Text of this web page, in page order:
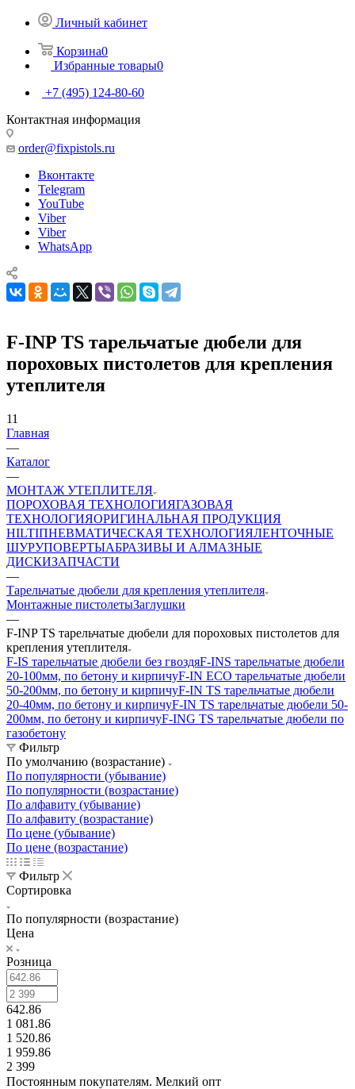
Личный кабинет
Корзина0
Избранные товары0
+7 (495) 124-80-60
Контактная информация
order@fixpistols.ru
Вконтакте
Telegram
YouTube
Viber
Viber
WhatsApp
F-INP TS тарельчатые дюбели для
пороховых пистолетов для крепления
утеплителя
11
Главная
—
Каталог
—
МОНТАЖ УТЕПЛИТЕЛЯ
ПОРОХОВАЯ ТЕХНОЛОГИЯГАЗОВАЯ
ТЕХНОЛОГИЯОРИГИНАЛЬНАЯ ПРОДУКЦИЯ
HILTIПНЕВМАТИЧЕСКАЯ ТЕХНОЛОГИЯЛЕНТОЧНЫЕ
ШУРУПОВЕРТЫАБРАЗИВЫ И АЛМАЗНЫЕ
ДИСКИЗАПЧАСТИ
—
Тарельчатые дюбели для крепления утеплителя
Монтажные пистолетыЗаглушки
—
F-INP TS тарельчатые дюбели для пороховых пистолетов для
крепления утеплителя
F-IS тарельчатые дюбели без гвоздяF-INS тарельчатые дюбели
20-100мм, по бетону и кирпичуF-IN ECO тарельчатые дюбели
50-200мм, по бетону и кирпичуF-IN TS тарельчатые дюбели
20-40мм, по бетону и кирпичуF-IN TS тарельчатые дюбели 50-
200мм, по бетону и кирпичуF-ING TS тарельчатые дюбели по
газобетону
Фильтр
По умолчанию (возрастание)
По популярности (убывание)
По популярности (возрастание)
По алфавиту (убывание)
По алфавиту (возрастание)
По цене (убывание)
По цене (возрастание)
Фильтр
Сортировка
По популярности (возрастание)
Цена
Розница
642.86
1 081.86
1 520.86
1 959.86
2 399
Постоянным покупателям. Мелкий опт